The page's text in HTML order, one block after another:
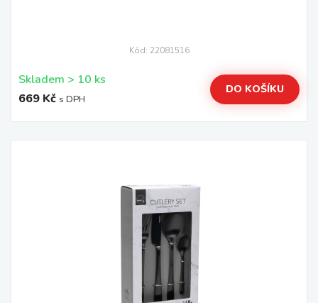
Kód: 22081516
Skladem > 10 ks
669 Kč s DPH
DO KOŠÍKU